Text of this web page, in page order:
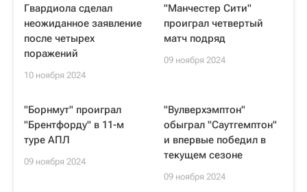
Гвардиола сделал
неожиданное заявление
после четырех
поражений
10 ноября 2024
"Манчестер Сити"
проиграл четвертый
матч подряд
09 ноября 2024
"Борнмут" проиграл
"Брентфорду" в 11-м
туре АПЛ
09 ноября 2024
"Вулверхэмптон"
обыграл "Саутгемптон"
и впервые победил в
текущем сезоне
09 ноября 2024